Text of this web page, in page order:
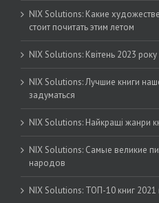
NIX Solutions: Какие
стоит почитать этим летом
NIX Solutions: Квітень 2023
NIX Solutions: Лучшие книги
задуматься
NIX Solutions: Найкращі жанри
NIX Solutions: Самые великие
народов
NIX Solutions: ТОП-10 книг